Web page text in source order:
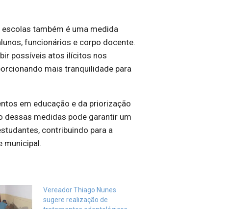
também é uma medida
funcionários e corpo docente.
possíveis atos ilícitos nos
mais tranquilidade para
em educação e da priorização
dessas medidas pode garantir um
contribuindo para a
municipal.
Vereador Thiago Nunes
sugere realização de